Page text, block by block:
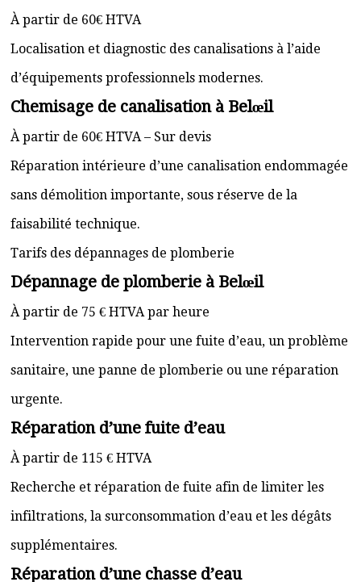
À partir de 60€ HTVA
Localisation et diagnostic des canalisations à l’aide
d’équipements professionnels modernes.
Chemisage de canalisation à Belœil
À partir de 60€ HTVA – Sur devis
Réparation intérieure d’une canalisation endommagée
sans démolition importante, sous réserve de la
faisabilité technique.
Tarifs des dépannages de plomberie
Dépannage de plomberie à Belœil
À partir de 75 € HTVA par heure
Intervention rapide pour une fuite d’eau, un problème
sanitaire, une panne de plomberie ou une réparation
urgente.
Réparation d’une fuite d’eau
À partir de 115 € HTVA
Recherche et réparation de fuite afin de limiter les
infiltrations, la surconsommation d’eau et les dégâts
supplémentaires.
Réparation d’une chasse d’eau